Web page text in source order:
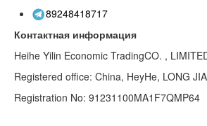
89248418717
Контактная информация
Heihe Yilin Economic TradingCO. ,
Registered office: China, HeyHe, LONG
Registration No: 91231100MA1F7QMP64